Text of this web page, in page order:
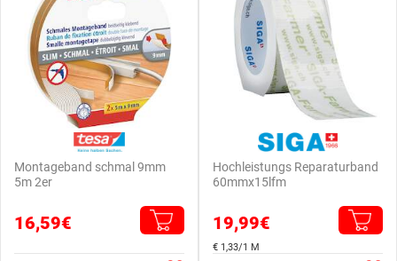
Montageband schmal 9mm
5m 2er
16,59€
Hochleistungs Reparaturband
60mmx15lfm
19,99€
€ 1,33/1 M